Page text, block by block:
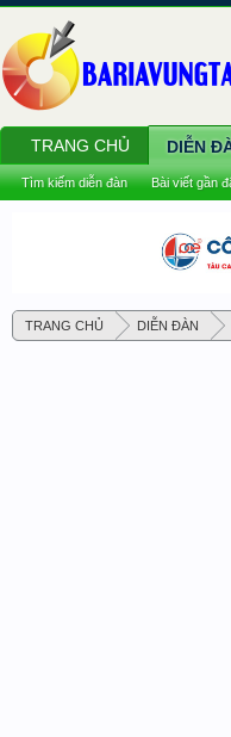
TRANG CHỦ DIỄN ĐÀN
TRANG CHỦ DIỄN
Tìm kiếm diễn đàn Bài viết gần